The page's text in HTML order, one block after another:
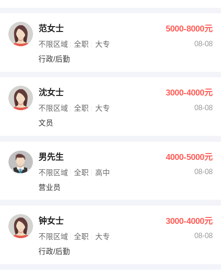
范女士 5000-8000元
不限区域 全职 大专
08-08
行政/后勤
沈女士 3000-4000元
不限区域 全职 大专
08-08
文员
男先生 4000-5000元
不限区域 全职 高中
08-08
营业员
钟女士 3000-4000元
不限区域 全职 大专
08-08
行政/后勤